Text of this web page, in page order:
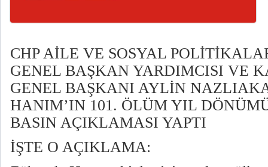
CHP AİLE VE SOSYAL
GENEL BAŞKAN YARDIMCISI VE
GENEL BAŞKANI AYLİN
HANIM’IN 101. ÖLÜM YIL
BASIN AÇIKLAMASI YAPTI
İŞTE O AÇIKLAMA: